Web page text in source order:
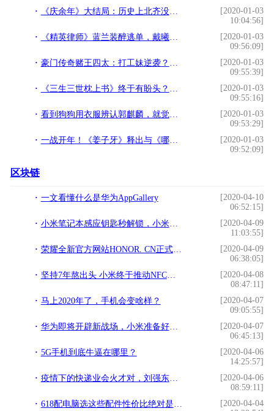
《庆余年》大结局：历史上北齐没有女帝，却有三位极惨的皇后
[2020-01-03
10:04:56]
《精英律师》蓝兰装醉逃单，戴曦立马变脸，这个反应太真实了
[2020-01-03
09:56:09]
豪门传奇赌王四太：打工妹逆袭？嫁得好是开始，过得好才是本事
[2020-01-03
09:55:39]
《三生三世枕上书》终于有盼头？看到播出时间后，让观众惊喜不已
[2020-01-03
09:55:16]
看到狗狗用衣服辨认郭麒麟，就觉得片子扯？其实是我们有刻板印象
[2020-01-03
09:53:29]
一战开年！《姜子牙》释出与《哪吒》联合海报
[2020-01-03
09:52:09]
区块链
一文看懂什么是华为AppGallery
[2020-04-10
06:52:15]
小米笔记本感应钥匙秒解锁，小米手环4必备新技能
[2020-04-09
11:03:55]
荣耀全新官方网站HONOR. CN正式上线
[2020-04-09
06:38:05]
坚持7年熬出头 小米终于推动NFC普及：小米10已支持绑定14张卡
[2020-04-08
08:47:11]
马上2020年了，手机会变啥样？
[2020-04-07
09:05:55]
华为即将开辟新战场，小米准备好了吗？
[2020-04-07
06:45:13]
5G手机到底牛逼在哪里？
[2020-04-06
14:25:57]
疫情下的快递业会火才对，刘强东为何说只有2家存活？
[2020-04-06
08:59:11]
618配电脑选这些配件性价比绝对是没问题，快加入购物车吧
[2020-04-04